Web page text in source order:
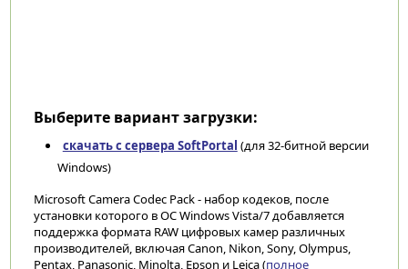
Выберите вариант загрузки:
скачать с сервера SoftPortal (для 32-битной версии
Windows)
Microsoft Camera Codec Pack - набор кодеков, после
установки которого в ОС Windows Vista/7 добавляется
поддержка формата RAW цифровых камер различных
производителей, включая Canon, Nikon, Sony, Olympus,
Pentax, Panasonic, Minolta, Epson и Leica (полное